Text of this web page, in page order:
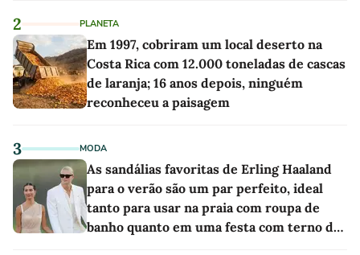
2 PLANETA
Em 1997, cobriram um local deserto na
Costa Rica com 12.000 toneladas de cascas
de laranja; 16 anos depois, ninguém
reconheceu a paisagem
3 MODA
As sandálias favoritas de Erling Haaland
para o verão são um par perfeito, ideal
tanto para usar na praia com roupa de
banho quanto em uma festa com terno de